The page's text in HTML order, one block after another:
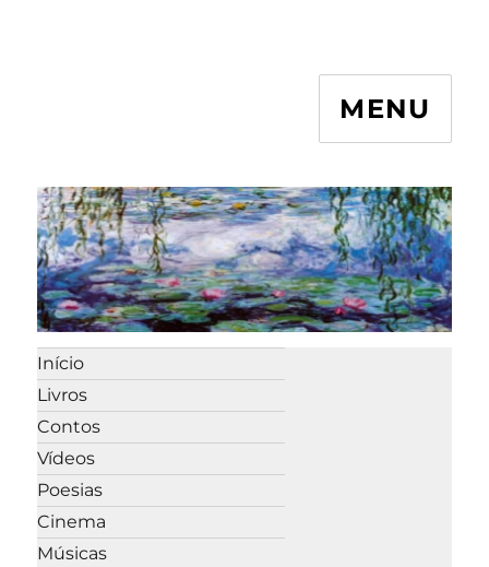
MENU
Início
Livros
Contos
Vídeos
Poesias
Cinema
Músicas